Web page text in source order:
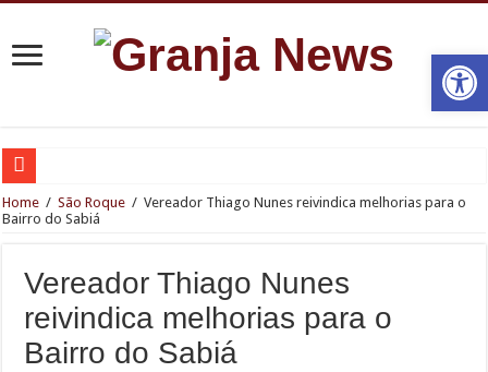
Granja News Cast 138: Marcelo Guerra conta a trajetória de sucesso da LocLav
Com apoio do Instituto Motiva e concessionária Rodoanel Oeste, GURI abre
Smart Cotia auxilia na captura de procurado pela Justiça na região central
IPEM divulga novas datas para aferição de radares em Cotia
Home / São Roque / Vereador Thiago Nunes reivindica melhorias para o
Bairro do Sabiá
Vereador Thiago Nunes
reivindica melhorias para o
Bairro do Sabiá